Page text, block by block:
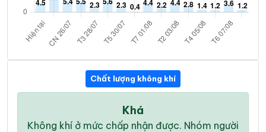
Chất lượng không khí
Khá
Không khí ở mức chấp nhận được. Nhóm người